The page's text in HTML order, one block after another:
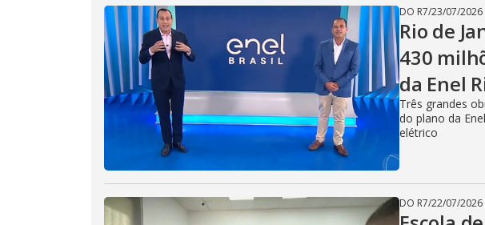
i
d
e
DO R7/23/07/2026
Rio de
430
da Enel
Três grandes
do plano da
elétrico
DO R7/22/07/2026